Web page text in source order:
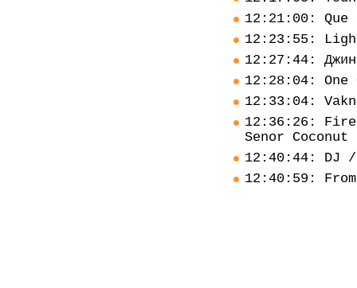
12:21:00:
12:23:55:
12:27:44:
12:28:04:
12:33:04:
12:36:26:
Senor
12:40:44: DJ /
12:40:59: